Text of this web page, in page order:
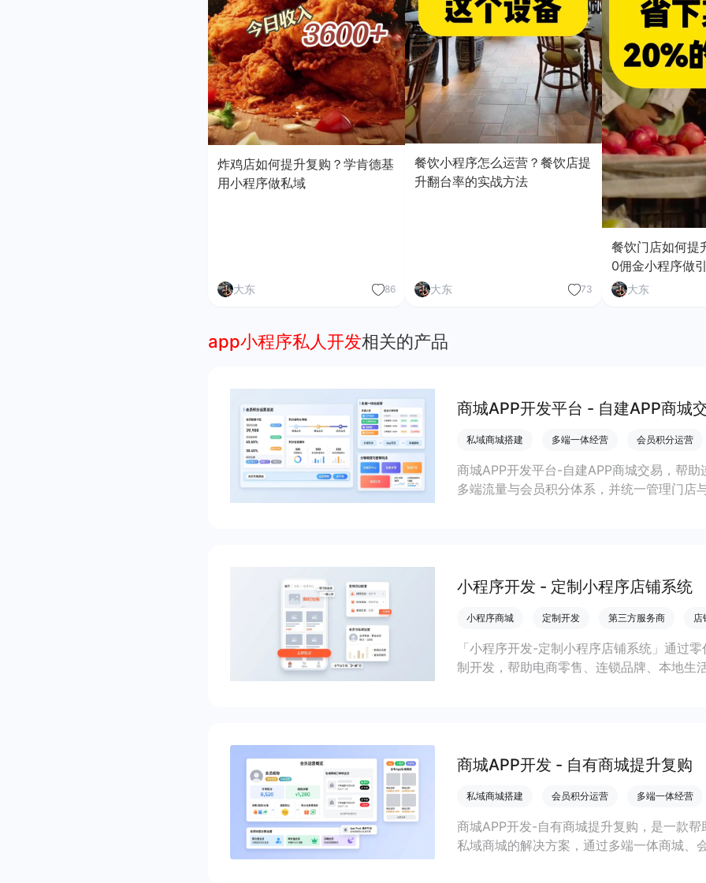
炸鸡店如何提升复购？学肯德基
用小程序做私域
大东 86
餐饮小程序怎么运营？餐饮店提
升翻台率的实战方法
大东 73
餐饮门店如何提
0佣金小程序做
大东
app小程序私人开发相关的产品
商城APP开发平台 - 自建APP商城
私域商城搭建 多端一体经营 会员积分运营
商城APP开发平台-自建APP商城交易，帮
多端流量与会员积分体系，并统一管理门店
小程序开发 - 定制小程序店铺系统
小程序商城 定制开发 第三方服务商 店
「小程序开发-定制小程序店铺系统」通过
制开发，帮助电商零售、连锁品牌、本地生
商城APP开发 - 自有商城提升复购
私域商城搭建 会员积分运营 多端一体经营
商城APP开发-自有商城提升复购，是一款
私域商城的解决方案，通过多端一体商城、